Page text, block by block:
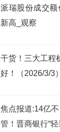
派瑞股份成交
新高_观察
干货！三大工程
好！（2026/3/3）
焦点报道:14亿不
管！晋商银行“